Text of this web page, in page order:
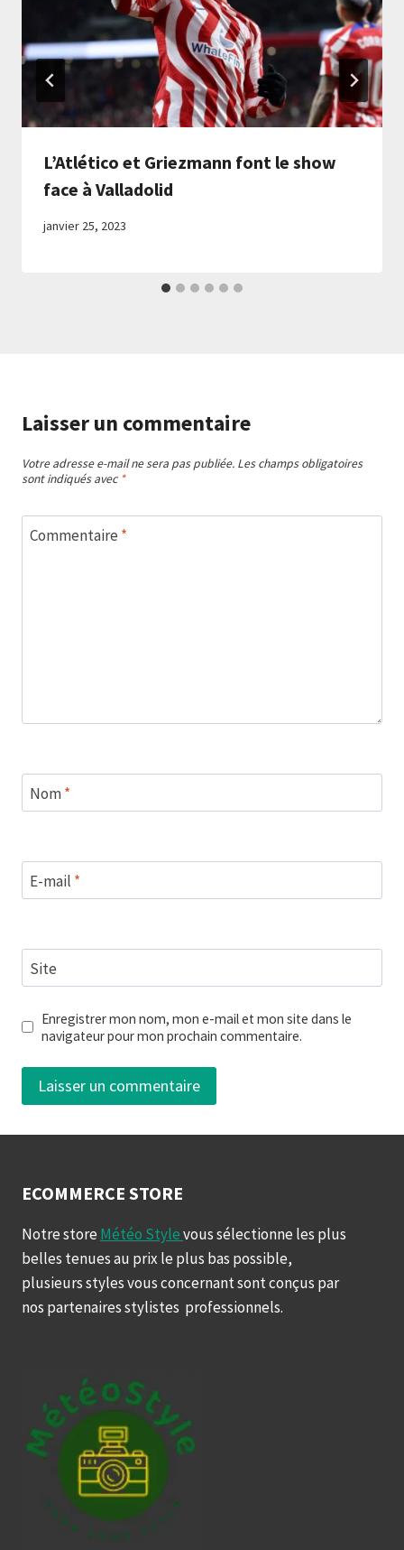
L’Atlético et Griezmann font le show
face à Valladolid
janvier 25, 2023
Laisser un commentaire
Votre adresse e-mail ne sera pas publiée. Les champs obligatoires
sont indiqués avec *
Commentaire *
Nom*
E-mail *
Site
Enregistrer mon nom, mon e-mail et mon site dans le
navigateur pour mon prochain commentaire.
ECOMMERCE STORE
Notre store Météo Stylevous sélectionne les plus
belles tenues au prix le plus bas possible,
plusieurs styles vous concernant sont conçus par
nos partenaires stylistes professionnels.